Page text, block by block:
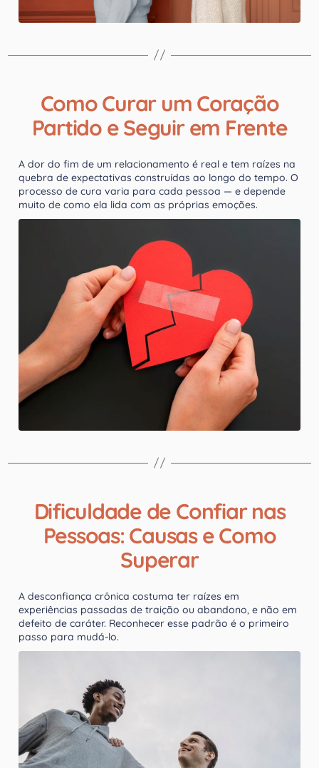
Como Curar um Coração
Partido e Seguir em Frente
A dor do fim de um relacionamento é real e tem raízes na
quebra de expectativas construídas ao longo do tempo. O
processo de cura varia para cada pessoa — e depende
muito de como ela lida com as próprias emoções.
Dificuldade de Confiar nas
Pessoas: Causas e Como
Superar
A desconfiança crônica costuma ter raízes em
experiências passadas de traição ou abandono, e não em
defeito de caráter. Reconhecer esse padrão é o primeiro
passo para mudá-lo.